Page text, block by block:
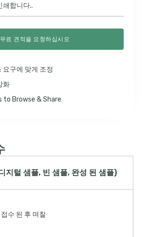
쇄합니다..
무료 견적을 요청하십시오
요구에 맞게 조정
화
to Browse & Share
지털 샘플, 빈 샘플, 완성 된 샘플)
수 된 후 며칠